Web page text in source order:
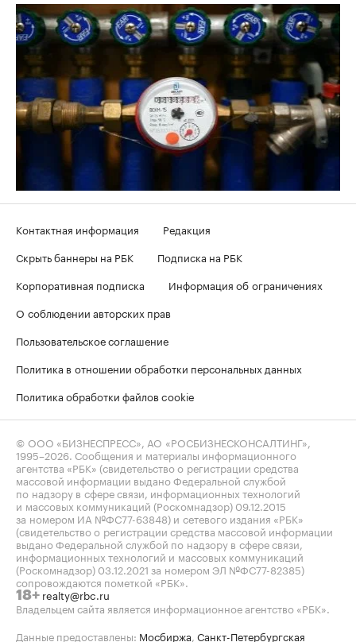
Контактная информация
Редакция
Скрыть баннеры на РБК
Подписка на РБК
Корпоративная подписка
Информация об ограничениях
О соблюдении авторских прав
Пользовательское соглашение
Политика в отношении обработки персональных данных
Политика обработки файлов cookie
© ООО «БИЗНЕСПРЕСС», АО «РОСБИЗНЕСКОНСАЛТИНГ»,
1995–2026 . Сообщения и материалы информационного
агентства «РБК» (свидетельство о регистрации средства
массовой информации выдано Федеральной службой
по надзору в сфере связи, информационных технологий
и массовых коммуникаций (Роскомнадзор) 09.12.2015
за номером ИА №ФС77-63848) и сетевого издания «РБК»
(свидетельство о регистрации средства массовой информации
выдано Федеральной службой по надзору в сфере связи,
информационных технологий и массовых коммуникаций
(Роскомнадзор) 03.12.2021 за номером ЭЛ №ФС77-82385)
сопровождаются пометкой «РБК».
18+ realty@rbc.ru
Владельцем сайта является информационное агентство «РБК».
Данные предоставлены: Мосбиржа Санкт-Петербургская